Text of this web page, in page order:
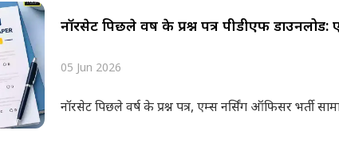
नॉरसेट पिछले वर्ष के प्रश्न पत्र पीडीएफ डाउनलोड:
05 Jun 2026
नॉरसेट पिछले वर्ष के प्रश्न पत्र, एम्स नर्सिंग ऑफिसर भर्ती